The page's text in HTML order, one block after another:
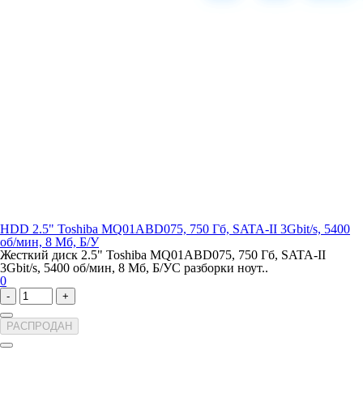
HDD 2.5" Toshiba MQ01ABD075, 750 Гб, SATA-II 3Gbit/s, 5400
об/мин, 8 Мб, Б/У
Жесткий диск 2.5" Toshiba MQ01ABD075, 750 Гб, SATA-II
3Gbit/s, 5400 об/мин, 8 Мб, Б/УС разборки ноут..
0
- +
РАСПРОДАН